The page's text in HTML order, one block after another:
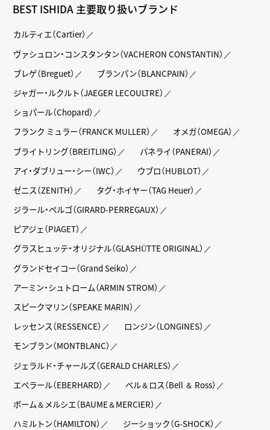
BEST ISHIDA 主要取り扱いブランド
カルティエ（Cartier）
ヴァシュロン・コンスタンタン（VACHERON CONSTANTIN）
ブレゲ（Breguet）
ブランパン（BLANCPAIN）
ジャガー・ルクルト（JAEGER LECOULTRE）
ショパール（Chopard）
フランク ミュラー（FRANCK MULLER）
オメガ（OMEGA）
ブライトリング（BREITLING）
パネライ（PANERAI）
アイ・ダブリュー・シー（IWC）
ウブロ（HUBLOT）
ゼニス（ZENITH）
タグ・ホイヤー（TAG Heuer）
ジラール・ペルゴ（GIRARD-PERREGAUX）
ピアジェ（PIAGET）
グラスヒュッテ・オリジナル（GLASHÜTTE ORIGINAL）
グランドセイコー（Grand Seiko）
アーミン・シュトローム（ARMIN STROM）
スピークマリン（SPEAKE MARIN）
レッセンス（RESSENCE）
ロンジン（LONGINES）
モンブラン（MONTBLANC）
ジェラルド・チャールズ（GERALD CHARLES）
エベラール（EBERHARD）
ベル＆ロス（Bell ＆ Ross）
ボーム＆メルシエ（BAUME＆MERCIER）
ハミルトン（HAMILTON）
ジーショック（G-SHOCK）